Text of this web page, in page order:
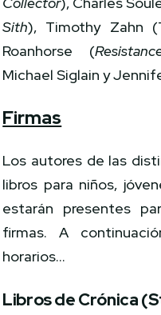
Sith), Timothy Zahn
Roanhorse (
Michael Siglain y
Firmas
Los autores de las
libros para niños,
estarán presentes
firmas. A
horarios…
Libros de Crónica